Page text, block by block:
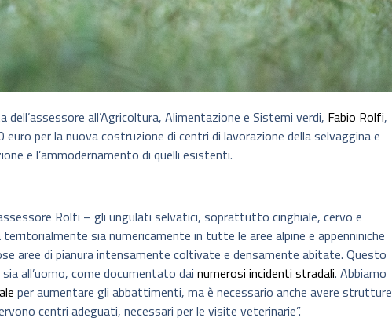
dell’assessore all’Agricoltura, Alimentazione e Sistemi verdi, Fabio Rolfi,
per la nuova costruzione di centri di lavorazione della selvaggina e
e l’ammodernamento di quelli esistenti.
Rolfi – gli ungulati selvatici, soprattutto cinghiale, cervo e
sia numericamente in tutte le aree alpine e appenniniche
aree di pianura intensamente coltivate e densamente abitate. Questo
all’uomo, come documentato dai numerosi incidenti stradali. Abbiamo
per aumentare gli abbattimenti, ma è necessario anche avere strutture
centri adeguati, necessari per le visite veterinarie”.